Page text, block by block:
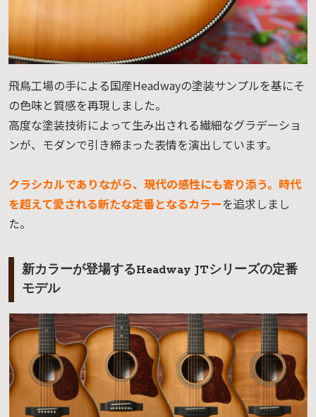
飛鳥工場の手による国産Headwayの塗装サンプルを基にそ
の色味と質感を再現しました。
高度な塗装技術によって生み出される繊細なグラデーショ
ンが、モダンで引き締まった表情を演出しています。
クラシカルでありながら、現代の感性にも寄り添う。時代
を超えて愛される新たな定番となるカラーを追求しまし
た。
新カラーが登場するHeadway JTシリーズの定番
モデル